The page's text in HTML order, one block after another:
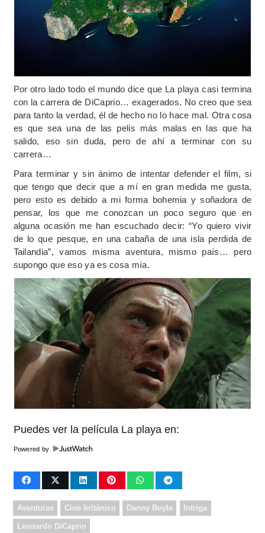
Por otro lado todo el mundo dice que La playa casi termina
con la carrera de DiCaprio… exagerados. No creo que sea
para tanto la verdad, él de hecho no lo hace mal. Otra cosa
es que sea una de las pelis más malas en las que ha
salido, eso sin duda, pero de ahí a terminar con su
carrera…
Para terminar y sin ánimo de intentar defender el film, si
que tengo que decir que a mí en gran medida me gusta,
pero esto es debido a mi forma bohemia y soñadora de
pensar, los que me conozcan un poco seguro que en
alguna ocasión me han escuchado decir: “Yo quiero vivir
de lo que pesque, en una cabaña de una isla perdida de
Tailandia”, vamos misma aventura, mismo país… pero
supongo que eso ya es cosa mía.
Puedes ver la película La playa en:
Powered by
Aventuras Cine británico Danny Boyle Intriga
Leonardo DiCaprio